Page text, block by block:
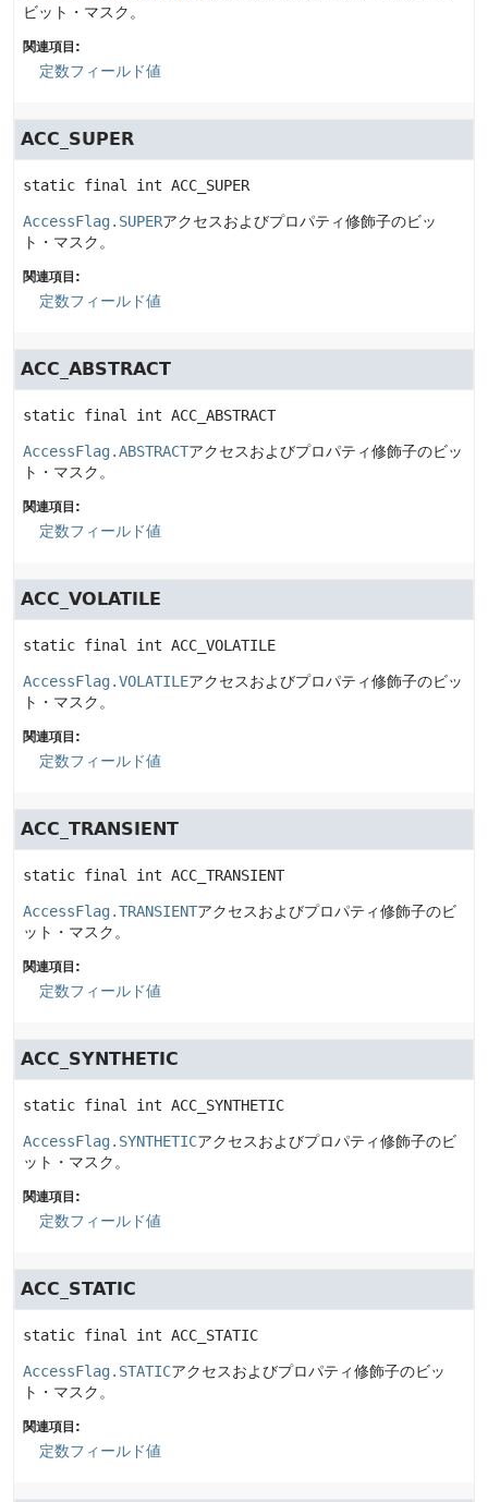
ビット・マスク。
関連項目:
定数フィールド値
ACC_SUPER
static final int ACC_SUPER
AccessFlag.SUPERアクセスおよびプロパティ修飾子のビッ
ト・マスク。
関連項目:
定数フィールド値
ACC_ABSTRACT
static final int ACC_ABSTRACT
AccessFlag.ABSTRACTアクセスおよびプロパティ修飾子のビッ
ト・マスク。
関連項目:
定数フィールド値
ACC_VOLATILE
static final int ACC_VOLATILE
AccessFlag.VOLATILEアクセスおよびプロパティ修飾子のビッ
ト・マスク。
関連項目:
定数フィールド値
ACC_TRANSIENT
static final int ACC_TRANSIENT
AccessFlag.TRANSIENTアクセスおよびプロパティ修飾子のビ
ット・マスク。
関連項目:
定数フィールド値
ACC_SYNTHETIC
static final int ACC_SYNTHETIC
AccessFlag.SYNTHETICアクセスおよびプロパティ修飾子のビ
ット・マスク。
関連項目:
定数フィールド値
ACC_STATIC
static final int ACC_STATIC
AccessFlag.STATICアクセスおよびプロパティ修飾子のビッ
ト・マスク。
関連項目:
定数フィールド値